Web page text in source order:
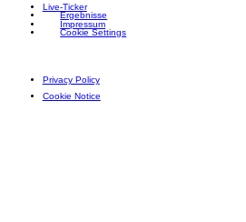
Live-Ticker
Ergebnisse
Impressum
Cookie Settings
Privacy Policy
Cookie Notice